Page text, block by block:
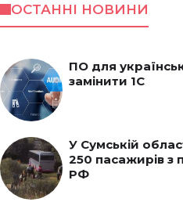
ОСТАННІ НОВИНИ
ПО для
замінити 1С
У Сумській
250 пасажирів з
РФ